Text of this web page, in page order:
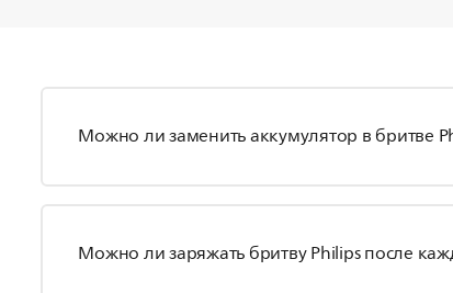
Можно ли заменить аккумулятор в бритве
Можно ли заряжать бритву Philips после